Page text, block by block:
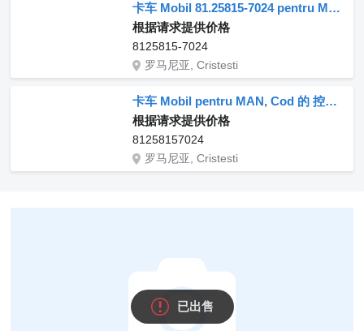
卡车 Mobil 81.25815-7024 pentru MAN 的 控制单元 Unitate de control 8125815-7024
根据请求提供价格
8125815-7024
罗马尼亚, Cristesti
卡车 Mobil pentru MAN, Cod 的 控制单元 Unitate de Control 81258157024
根据请求提供价格
81258157024
罗马尼亚, Cristesti
已出售